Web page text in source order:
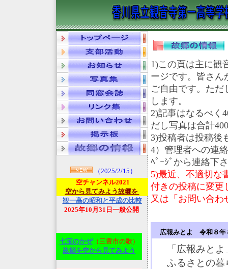
（2025/2/15）
空チャンネル2021
空から見てみよう故郷を
観一高の昭和と平成の比較
2025年10月31日一般公開
七宝のかぜ（三豊市の歌）
故郷を空から見てみよ う
1)この頁は主に観
ージです。皆さん
ご自由です。た
します。
2)記事はなるべく
だし写真は合計
3)投稿者は投稿後
4）管理者への連
ﾍﾟｰｼﾞから連絡下
5)最近、不適切な
付きの投稿に変更
又は「お問い合わ
広報みとよ 令和８
「広報みと
ふるさとの